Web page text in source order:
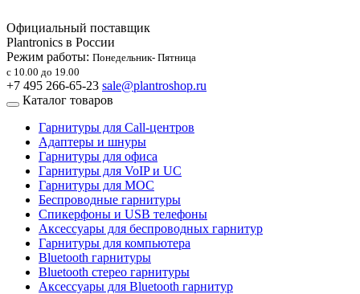
Официальный поставщик
Plantronics в России
Режим работы: Понедельник- Пятница
с 10.00 до 19.00
+7 495 266-65-23 sale@plantroshop.ru
Каталог товаров
Гарнитуры для Call-центров
Адаптеры и шнуры
Гарнитуры для офиса
Гарнитуры для VoIP и UC
Гарнитуры для MOC
Беспроводные гарнитуры
Спикерфоны и USB телефоны
Аксессуары для беспроводных гарнитур
Гарнитуры для компьютера
Bluetooth гарнитуры
Bluetooth стерео гарнитуры
Аксессуары для Bluetooth гарнитур